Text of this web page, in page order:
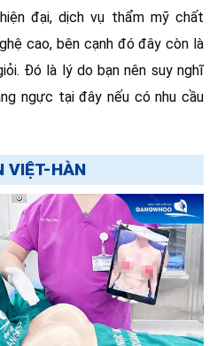
đại, dịch vụ thẩm mỹ chất
cao, bên cạnh đó đây còn là
Đó là lý do bạn nên suy nghĩ
ngực tại đây nếu có nhu cầu
VIỆT-HÀN